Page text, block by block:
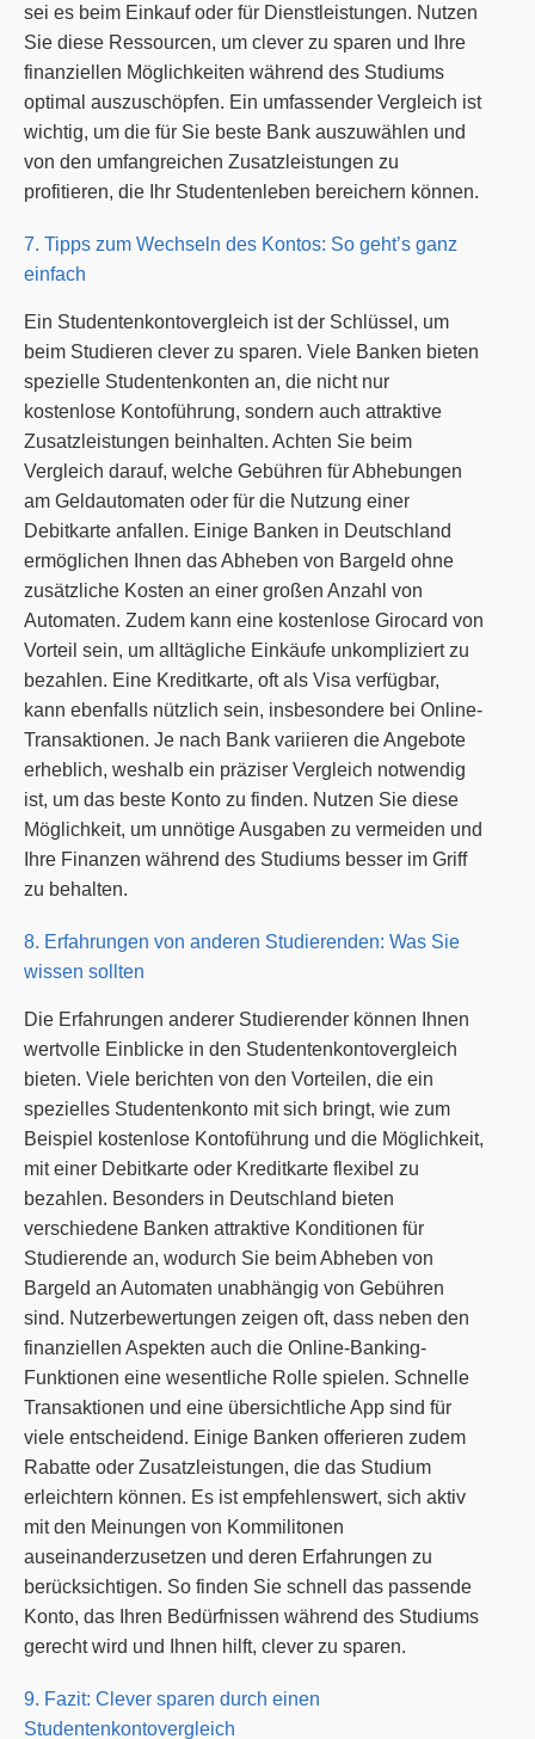
sei es beim Einkauf oder für Dienstleistungen. Nutzen
Sie diese Ressourcen, um clever zu sparen und Ihre
finanziellen Möglichkeiten während des Studiums
optimal auszuschöpfen. Ein umfassender Vergleich ist
wichtig, um die für Sie beste Bank auszuwählen und
von den umfangreichen Zusatzleistungen zu
profitieren, die Ihr Studentenleben bereichern können.
7. Tipps zum Wechseln des Kontos: So geht’s ganz
einfach
Ein Studentenkontovergleich ist der Schlüssel, um
beim Studieren clever zu sparen. Viele Banken bieten
spezielle Studentenkonten an, die nicht nur
kostenlose Kontoführung, sondern auch attraktive
Zusatzleistungen beinhalten. Achten Sie beim
Vergleich darauf, welche Gebühren für Abhebungen
am Geldautomaten oder für die Nutzung einer
Debitkarte anfallen. Einige Banken in Deutschland
ermöglichen Ihnen das Abheben von Bargeld ohne
zusätzliche Kosten an einer großen Anzahl von
Automaten. Zudem kann eine kostenlose Girocard von
Vorteil sein, um alltägliche Einkäufe unkompliziert zu
bezahlen. Eine Kreditkarte, oft als Visa verfügbar,
kann ebenfalls nützlich sein, insbesondere bei Online-
Transaktionen. Je nach Bank variieren die Angebote
erheblich, weshalb ein präziser Vergleich notwendig
ist, um das beste Konto zu finden. Nutzen Sie diese
Möglichkeit, um unnötige Ausgaben zu vermeiden und
Ihre Finanzen während des Studiums besser im Griff
zu behalten.
8. Erfahrungen von anderen Studierenden: Was Sie
wissen sollten
Die Erfahrungen anderer Studierender können Ihnen
wertvolle Einblicke in den Studentenkontovergleich
bieten. Viele berichten von den Vorteilen, die ein
spezielles Studentenkonto mit sich bringt, wie zum
Beispiel kostenlose Kontoführung und die Möglichkeit,
mit einer Debitkarte oder Kreditkarte flexibel zu
bezahlen. Besonders in Deutschland bieten
verschiedene Banken attraktive Konditionen für
Studierende an, wodurch Sie beim Abheben von
Bargeld an Automaten unabhängig von Gebühren
sind. Nutzerbewertungen zeigen oft, dass neben den
finanziellen Aspekten auch die Online-Banking-
Funktionen eine wesentliche Rolle spielen. Schnelle
Transaktionen und eine übersichtliche App sind für
viele entscheidend. Einige Banken offerieren zudem
Rabatte oder Zusatzleistungen, die das Studium
erleichtern können. Es ist empfehlenswert, sich aktiv
mit den Meinungen von Kommilitonen
auseinanderzusetzen und deren Erfahrungen zu
berücksichtigen. So finden Sie schnell das passende
Konto, das Ihren Bedürfnissen während des Studiums
gerecht wird und Ihnen hilft, clever zu sparen.
9. Fazit: Clever sparen durch einen
Studentenkontovergleich